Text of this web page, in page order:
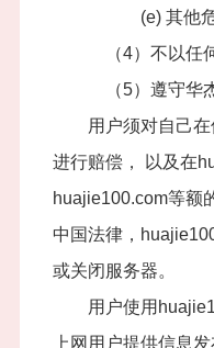
(e) 其他危害计
（4）不以任何
（5）遵守华杰
用户须对自己在使
进行赔偿， 以及在
huajie100.com等额
中国法律，
或关闭服务器。
用户使用
上网用户提供信息